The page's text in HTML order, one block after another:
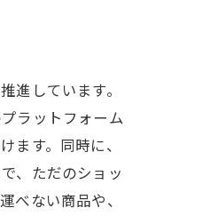
進しています。
ラットフォーム
ます。同時に、
、ただのショッ
べない商品や、